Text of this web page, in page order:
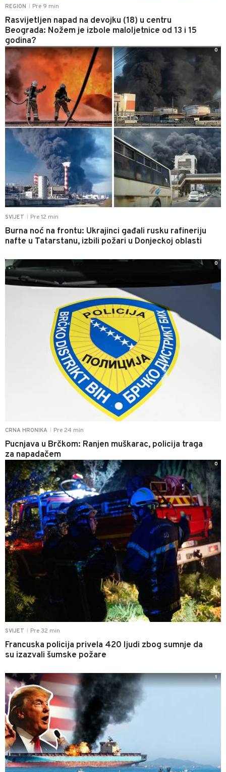
REGION Pre 9 min
Rasvijetljen napad na devojku (18) u centru
Beograda: Nožem je izbole maloljetnice od 13 i 15
godina?
SVIJET Pre 12 min
Burna noć na frontu: Ukrajinci gađali rusku rafineriju
nafte u Tatarstanu, izbili požari u Donjeckoj oblasti
0
CRNA HRONIKA Pre 24 min
Pucnjava u Brčkom: Ranjen muškarac, policija traga
za napadačem
0
SVIJET Pre 32 min
Francuska policija privela 420 ljudi zbog sumnje da
su izazvali šumske požare
0
1